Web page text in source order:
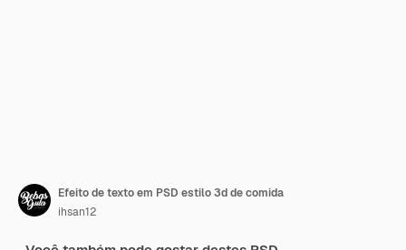
Efeito de texto em PSD estilo 3d de comida
ihsan12